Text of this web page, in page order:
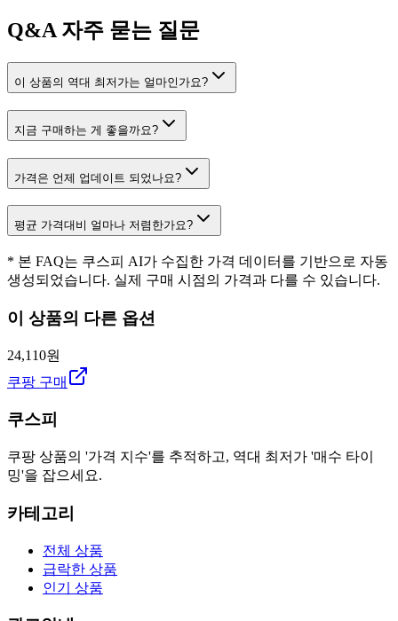
Q&A자주 묻는 질문
이 상품의 역대 최저가는 얼마인가요?
지금 구매하는 게 좋을까요?
가격은 언제 업데이트 되었나요?
평균 가격대비 얼마나 저렴한가요?
* 본 FAQ는 쿠스피 AI가 수집한 가격 데이터를 기반으로 자동
생성되었습니다. 실제 구매 시점의 가격과 다를 수 있습니다.
이 상품의 다른 옵션
24,110원
쿠팡 구매
쿠스피
쿠팡 상품의 '가격 지수'를 추적하고, 역대 최저가 '매수 타이
밍'을 잡으세요.
카테고리
전체 상품
급락한 상품
인기 상품